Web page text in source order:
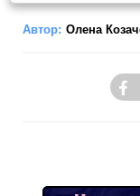
Автор: Олена